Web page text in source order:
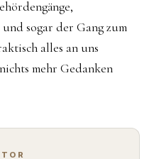
sogar der Gang zum
alles an uns
mehr Gedanken